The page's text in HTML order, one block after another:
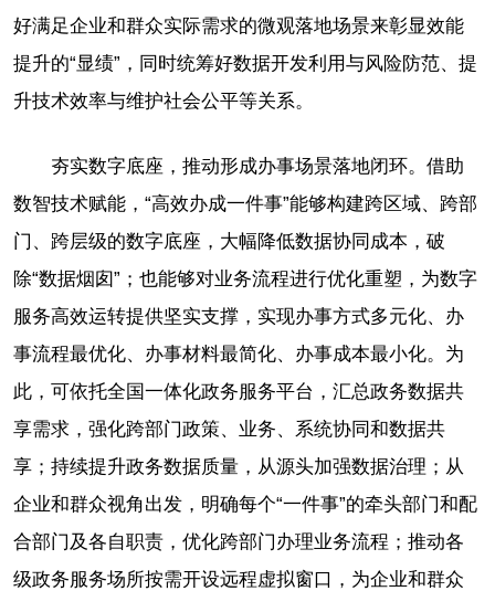
好满足企业和群众实际需求的微观落地场景来彰显效能
提升的“显绩”，同时统筹好数据开发利用与风险防范、提
升技术效率与维护社会公平等关系。
夯实数字底座，推动形成办事场景落地闭环。借助
数智技术赋能，“高效办成一件事”能够构建跨区域、跨部
门、跨层级的数字底座，大幅降低数据协同成本，破
除“数据烟囱”；也能够对业务流程进行优化重塑，为数字
服务高效运转提供坚实支撑，实现办事方式多元化、办
事流程最优化、办事材料最简化、办事成本最小化。为
此，可依托全国一体化政务服务平台，汇总政务数据共
享需求，强化跨部门政策、业务、系统协同和数据共
享；持续提升政务数据质量，从源头加强数据治理；从
企业和群众视角出发，明确每个“一件事”的牵头部门和配
合部门及各自职责，优化跨部门办理业务流程；推动各
级政务服务场所按需开设远程虚拟窗口，为企业和群众